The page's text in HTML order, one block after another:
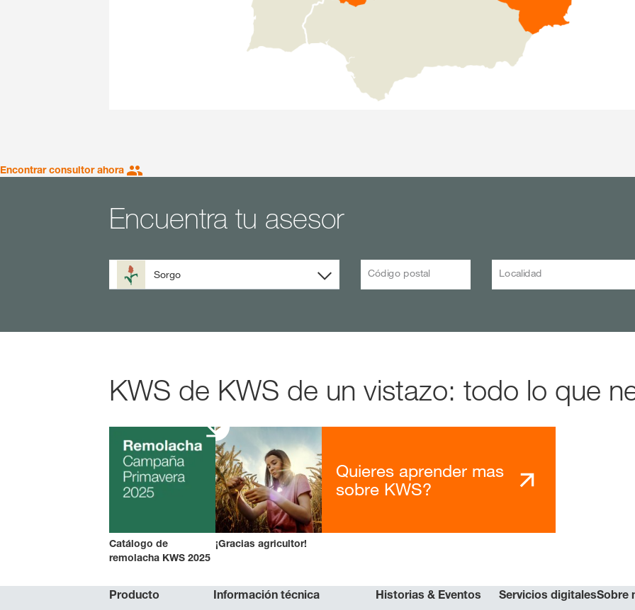
Encontrar consultor ahora
Encuentra tu asesor
Sorgo Código postal Localidad
KWS de KWS de un vistazo: todo lo que
Catálogo de
remolacha KWS 2025
¡Gracias agricultor!
Quieres aprender mas
sobre KWS?
Producto Información técnica Historias & Eventos Servicios digitalesSobre